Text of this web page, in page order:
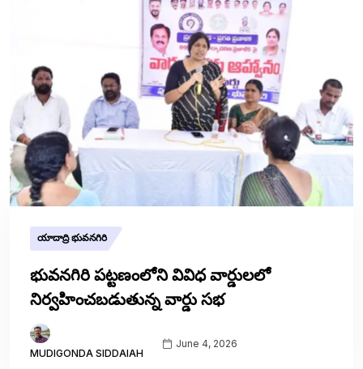
యాదాద్రి భువనగిరి
భువనగిరి పట్టణంలోని వివిధ వార్డులలో
నిర్వహించబడుతున్న వార్డు సభ
MUDIGONDA SIDDAIAH
June 4, 2026